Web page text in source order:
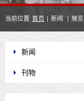
当前位置 首页 新闻 | 展览
新闻
刊物